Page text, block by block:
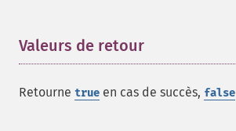
Valeurs de retour
Retourne true en cas de succès, false